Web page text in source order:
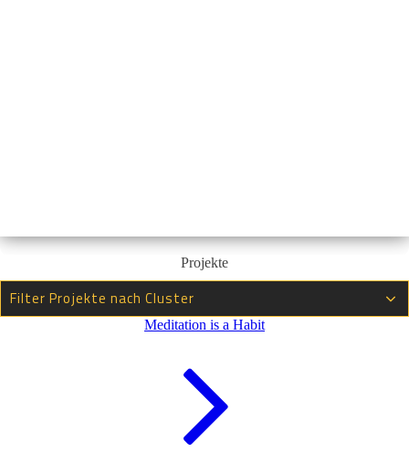
Projekte
Filter Projekte nach Cluster
Meditation is a Habit